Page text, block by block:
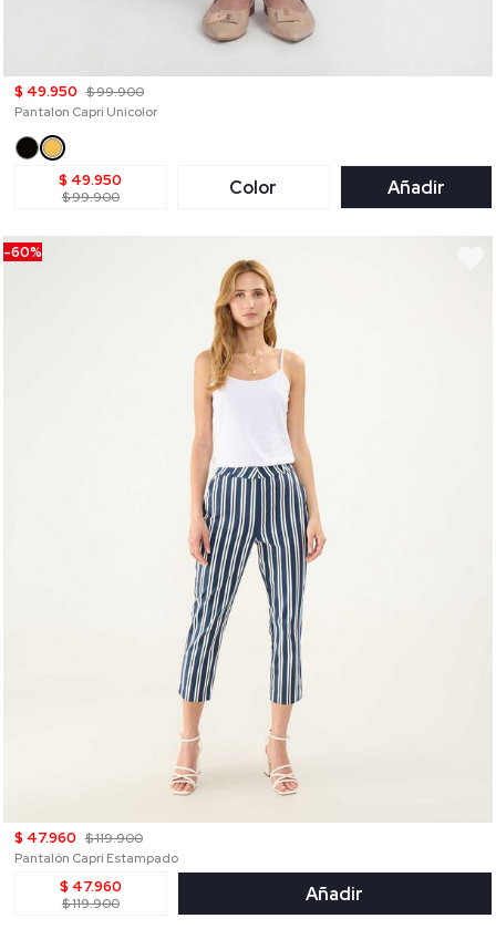
$ 49.950 $ 99.900
Pantalon Capri Unicolor
$ 49.950
$ 99.900 Color Añadir
-60%
$ 47.960 $ 119.900
Pantalón Capri Estampado
$ 47.960
$ 119.900 Añadir